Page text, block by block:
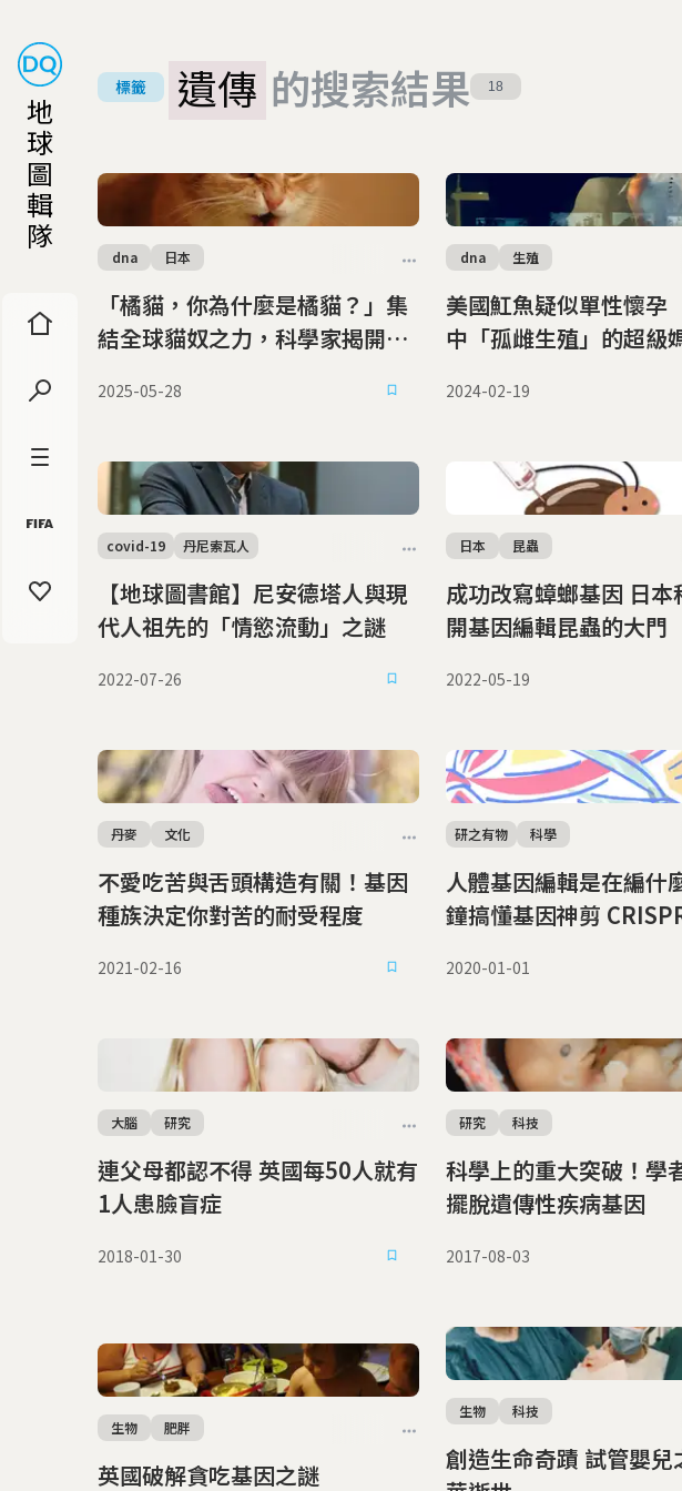
地
球
圖
輯
隊
標籤 遺傳 的搜索結果 18
「橘貓，你為什麼是橘貓？」集
結全球貓奴之力，科學家揭開貓
dna 日本
2025-05-28
美國魟魚疑似單性懷
中「孤雌生殖」的超級
dna 生殖
2024-02-19
【地球圖書館】尼安德塔人與現
代人祖先的「情慾流動」之謎
covid-19 丹尼索瓦人
2022-07-26
成功改寫蟑螂基因 日本
開基因編輯昆蟲的大門
日本 昆蟲
2022-05-19
不愛吃苦與舌頭構造有關！基因
種族決定你對苦的耐受程度
丹麥 文化
2021-02-16
人體基因編輯是在編什
鐘搞懂基因神剪
研之有物 科學
2020-01-01
連父母都認不得 英國每50人就有
1人患臉盲症
大腦 研究
2018-01-30
科學上的重大突破！學
擺脫遺傳性疾病基因
研究 科技
2017-08-03
英國破解貪吃基因之謎
生物 肥胖
創造生命奇蹟 試管嬰兒之父愛德
生物 科技